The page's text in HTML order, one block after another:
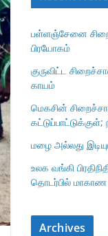
பள்ளஞ்சேனை
பிரயோகம்
குருவிட்ட
காயம்
மெகசின்
மழை அல்லது
உலக வங்கி
தொடர்பில்
Archives